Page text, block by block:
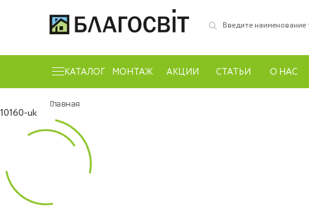
КАТАЛОГ МОНТАЖ АКЦИИ СТАТЬИ О НАС
Главная
10160-uk